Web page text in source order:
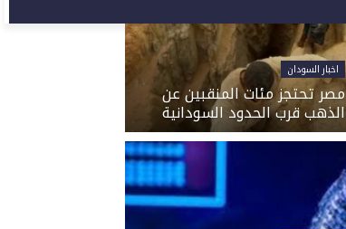
اخبار السودان
مصر تحتجز مئات المنقبين عن
الذهب قرب الحدود السودانية